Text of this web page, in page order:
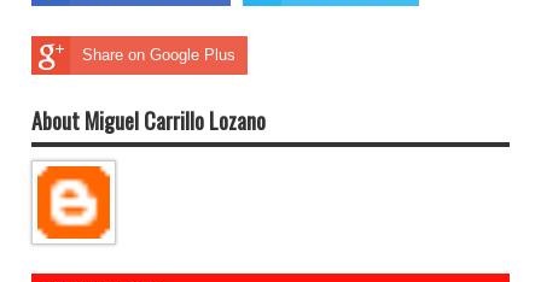
Share on Google Plus
About Miguel Carrillo Lozano